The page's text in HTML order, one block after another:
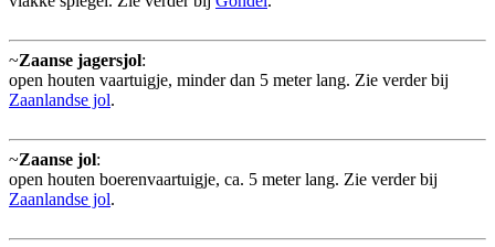
~Zaanse jagersjol:
open houten vaartuigje, minder dan 5 meter lang. Zie verder bij
Zaanlandse jol.
~Zaanse jol:
open houten boerenvaartuigje, ca. 5 meter lang. Zie verder bij
Zaanlandse jol.